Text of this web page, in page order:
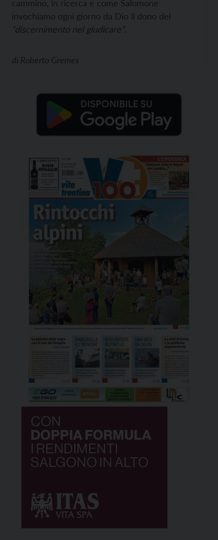
cammino, in ricerca e come Salomone
invochiamo ogni giorno da Dio il dono del
“discernimento nel giudicare”.
di Roberto Gremes